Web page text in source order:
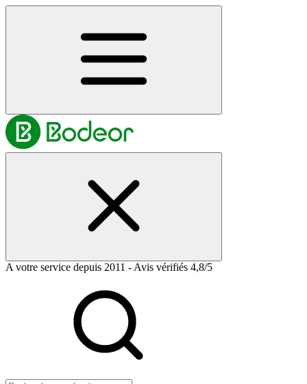
A votre service depuis 2011 - Avis vérifiés 4,8/5